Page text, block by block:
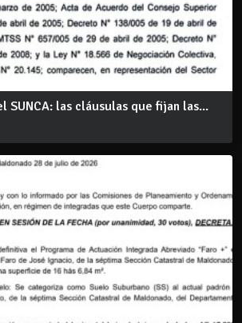
SUNCA: las cláusulas que fijan las...